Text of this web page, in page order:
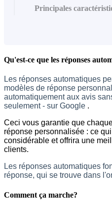
Principales
Qu'est-ce que les réponses
Les réponses automatiques
modèles de réponse
automatiquement aux avis
seulement - sur Google .
Ceci vous garantie que
réponse personnalisée : ce
considérable et offrira une
clients.
Les réponses automatiques
réponse, qui se trouve dans
Comment ça marche?